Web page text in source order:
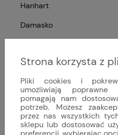
Hanhart
Damasko
Paski do zegarków
Paski do zegarków - kolor
Paski do zegarków -
Paski na indywidualne
Strona korzysta z
Pliki cookies i
umożliwiają
pomagają nam
potrzeb. Możesz
przez nas wszystkich
sklepu lub dostosować